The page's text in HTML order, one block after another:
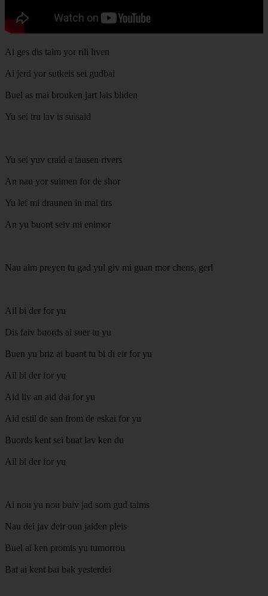
Ai ges dis taim yor rili liven
Ai jerd yor sutkeis sei gudbai
Buel as mai brouken jart lais bliden
Yu sei tru lav is suisaid
Yu sei yuv craid a tausen rivers
An nau yor suimen for de shor
Yu lef mi draunen in mai tirs
An yu buont seiv mi enimor
Nau aim preyen tu gad yul giv mi guan mor chens, gerl
Ail bi der for yu
Dis faiv buords ai suer tu yu
Buen yu briz ai buant tu bi di eir for yu
Ail bi der for yu
Aid liv an aid dai for yu
Aid estil de san from de eskai for yu
Buords kent sei buat lav ken du
Ail bi der for yu
Ai nou yu nou buiv jad som gud taims
Nau dei jav deir oun jaiden pleis
Buel ai ken promis yu tumorrou
Bat ai kent bai bak yesterdei